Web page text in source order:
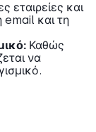
εταιρείες και
email και τη
Καθώς
να